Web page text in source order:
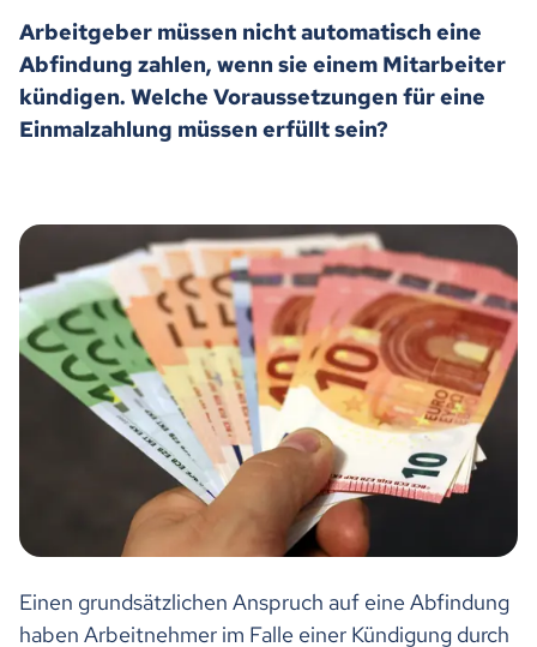
Arbeitgeber müssen nicht automatisch eine
Abfindung zahlen, wenn sie einem Mitarbeiter
kündigen. Welche Voraussetzungen für eine
Einmalzahlung müssen erfüllt sein?
Einen grundsätzlichen Anspruch auf eine Abfindung
haben Arbeitnehmer im Falle einer Kündigung durch